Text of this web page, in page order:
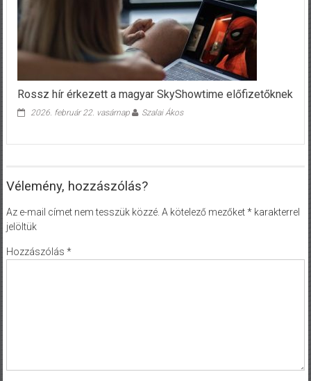
Rossz hír érkezett a magyar SkyShowtime előfizetőknek
2026. február 22. vasárnap Szalai Ákos
Vélemény, hozzászólás?
Az e-mail címet nem tesszük közzé. A kötelező mezőket*karakterrel
jelöltük
Hozzászólás *